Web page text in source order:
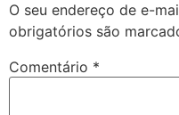
O seu endereço de e-
obrigatórios são
Comentário *